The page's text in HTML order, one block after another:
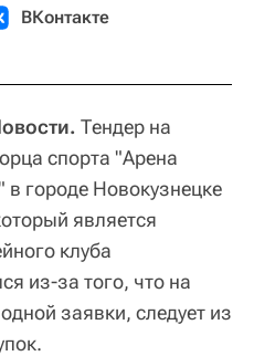
ВКонтакте
Тендер на
спорта "Арена
в городе Новокузнецке
является
клуба
из-за того, что на
заявки, следует из